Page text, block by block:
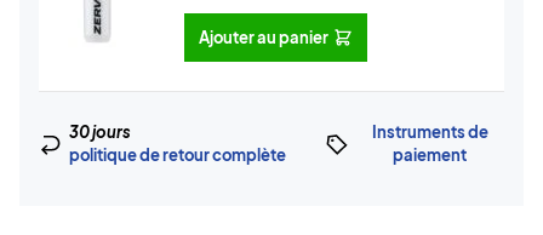
Ajouter au panier
30 jours
politique de retour complète
Instruments de
paiement